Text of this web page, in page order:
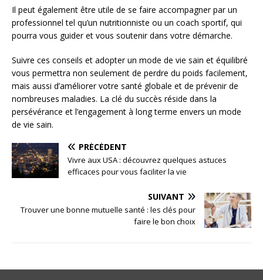
Il peut également être utile de se faire accompagner par un
professionnel tel qu’un nutritionniste ou un coach sportif, qui
pourra vous guider et vous soutenir dans votre démarche.
Suivre ces conseils et adopter un mode de vie sain et équilibré
vous permettra non seulement de perdre du poids facilement,
mais aussi d’améliorer votre santé globale et de prévenir de
nombreuses maladies. La clé du succès réside dans la
persévérance et l’engagement à long terme envers un mode
de vie sain.
PRÉCÉDENT
Vivre aux USA : découvrez quelques astuces
efficaces pour vous faciliter la vie
SUIVANT
Trouver une bonne mutuelle santé : les clés pour
faire le bon choix